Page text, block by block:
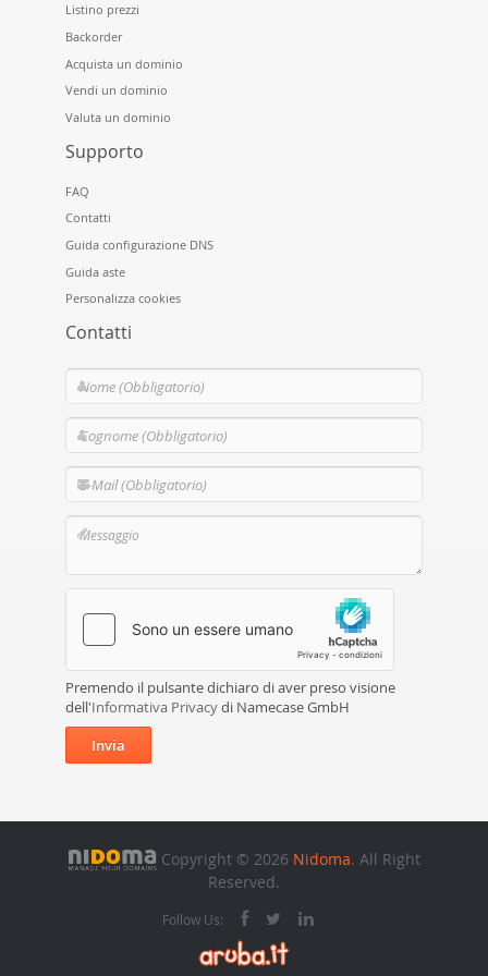
Listino prezzi
Backorder
Acquista un dominio
Vendi un dominio
Valuta un dominio
Supporto
FAQ
Contatti
Guida configurazione DNS
Guida aste
Personalizza cookies
Contatti
Premendo il pulsante dichiaro di aver preso visione
dell'Informativa Privacydi Namecase GmbH
Invia
Copyright © 2026 Nidoma. All Right
Reserved.
Follow Us: